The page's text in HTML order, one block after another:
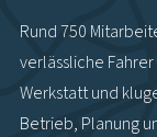
Rund 750
verlässliche
Werkstatt und
Betrieb, Planung